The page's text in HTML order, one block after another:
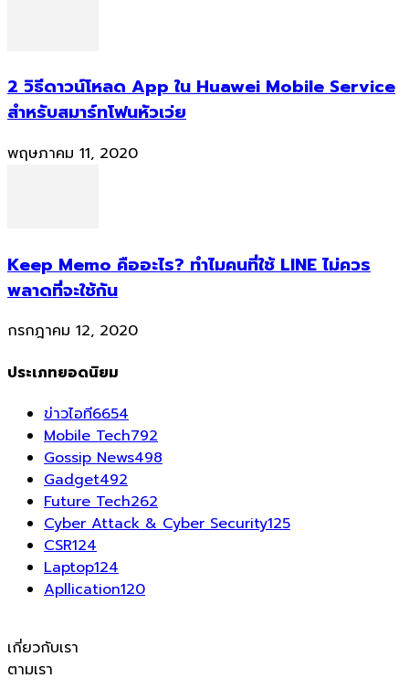
2 วิธีดาวน์โหลด App ใน Huawei Mobile Service
สำหรับสมาร์ทโฟนหัวเว่ย
พฤษภาคม 11, 2020
Keep Memo คืออะไร? ทำไมคนที่ใช้ LINE ไม่ควร
พลาดที่จะใช้กัน
กรกฎาคม 12, 2020
ประเภทยอดนิยม
ข่าวไอที6654
Mobile Tech792
Gossip News498
Gadget492
Future Tech262
Cyber Attack & Cyber Security125
CSR124
Laptop124
Apllication120
เกี่ยวกับเรา
ตามเรา